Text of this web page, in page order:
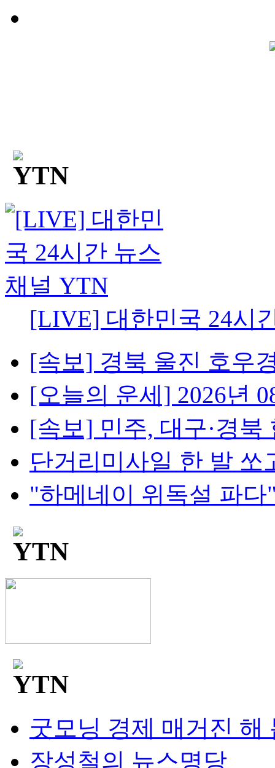
[LIVE] 대한민국 24시
[속보] 경북 울진 호우
[오늘의 운세] 2026년
[속보] 민주, 대구·경북
단거리미사일 한 발 쏘
"하메네이 위독설 파다
굿모닝 경제 매거진 해
장성철의 뉴스명당